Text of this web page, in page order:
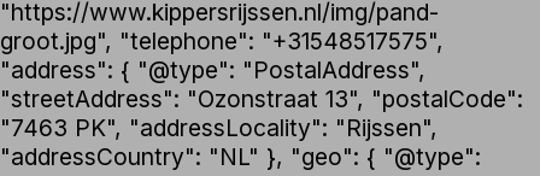
"https://www.kippersrijssen.nl/img/pand-
groot.jpg", "telephone": "+31548517575",
"address": { "@type": "PostalAddress",
"streetAddress": "Ozonstraat 13", "postalCode":
"7463 PK", "addressLocality": "Rijssen",
"addressCountry": "NL" }, "geo": { "@type":